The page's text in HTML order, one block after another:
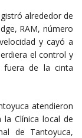
alrededor de
RAM, número
y cayó a
el control y
fuera de la cinta
atendieron
Clínica local de
de Tantoyuca,